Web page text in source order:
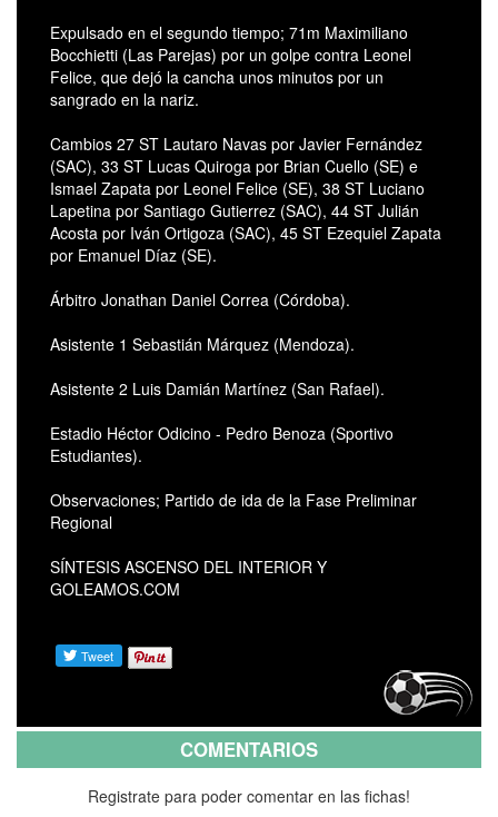
Expulsado en el segundo tiempo; 71m Maximiliano
Bocchietti (Las Parejas) por un golpe contra Leonel
Felice, que dejó la cancha unos minutos por un
sangrado en la nariz.
Cambios 27 ST Lautaro Navas por Javier Fernández
(SAC), 33 ST Lucas Quiroga por Brian Cuello (SE) e
Ismael Zapata por Leonel Felice (SE), 38 ST Luciano
Lapetina por Santiago Gutierrez (SAC), 44 ST Julián
Acosta por Iván Ortigoza (SAC), 45 ST Ezequiel Zapata
por Emanuel Díaz (SE).
Árbitro Jonathan Daniel Correa (Córdoba).
Asistente 1 Sebastián Márquez (Mendoza).
Asistente 2 Luis Damián Martínez (San Rafael).
Estadio Héctor Odicino - Pedro Benoza (Sportivo
Estudiantes).
Observaciones; Partido de ida de la Fase Preliminar
Regional
SÍNTESIS ASCENSO DEL INTERIOR Y
GOLEAMOS.COM
COMENTARIOS
Registrate para poder comentar en las fichas!